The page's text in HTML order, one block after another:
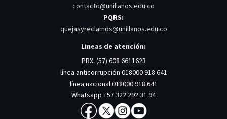
contacto@unillanos.edu.co
PQRS:
quejasyreclamos@unillanos.edu.co
Lineas de atención:
PBX. (57) 608 6611623
línea anticorrupción 018000 918 641
línea nacional 018000 918 641
Whatsapp +57 322 292 31 94